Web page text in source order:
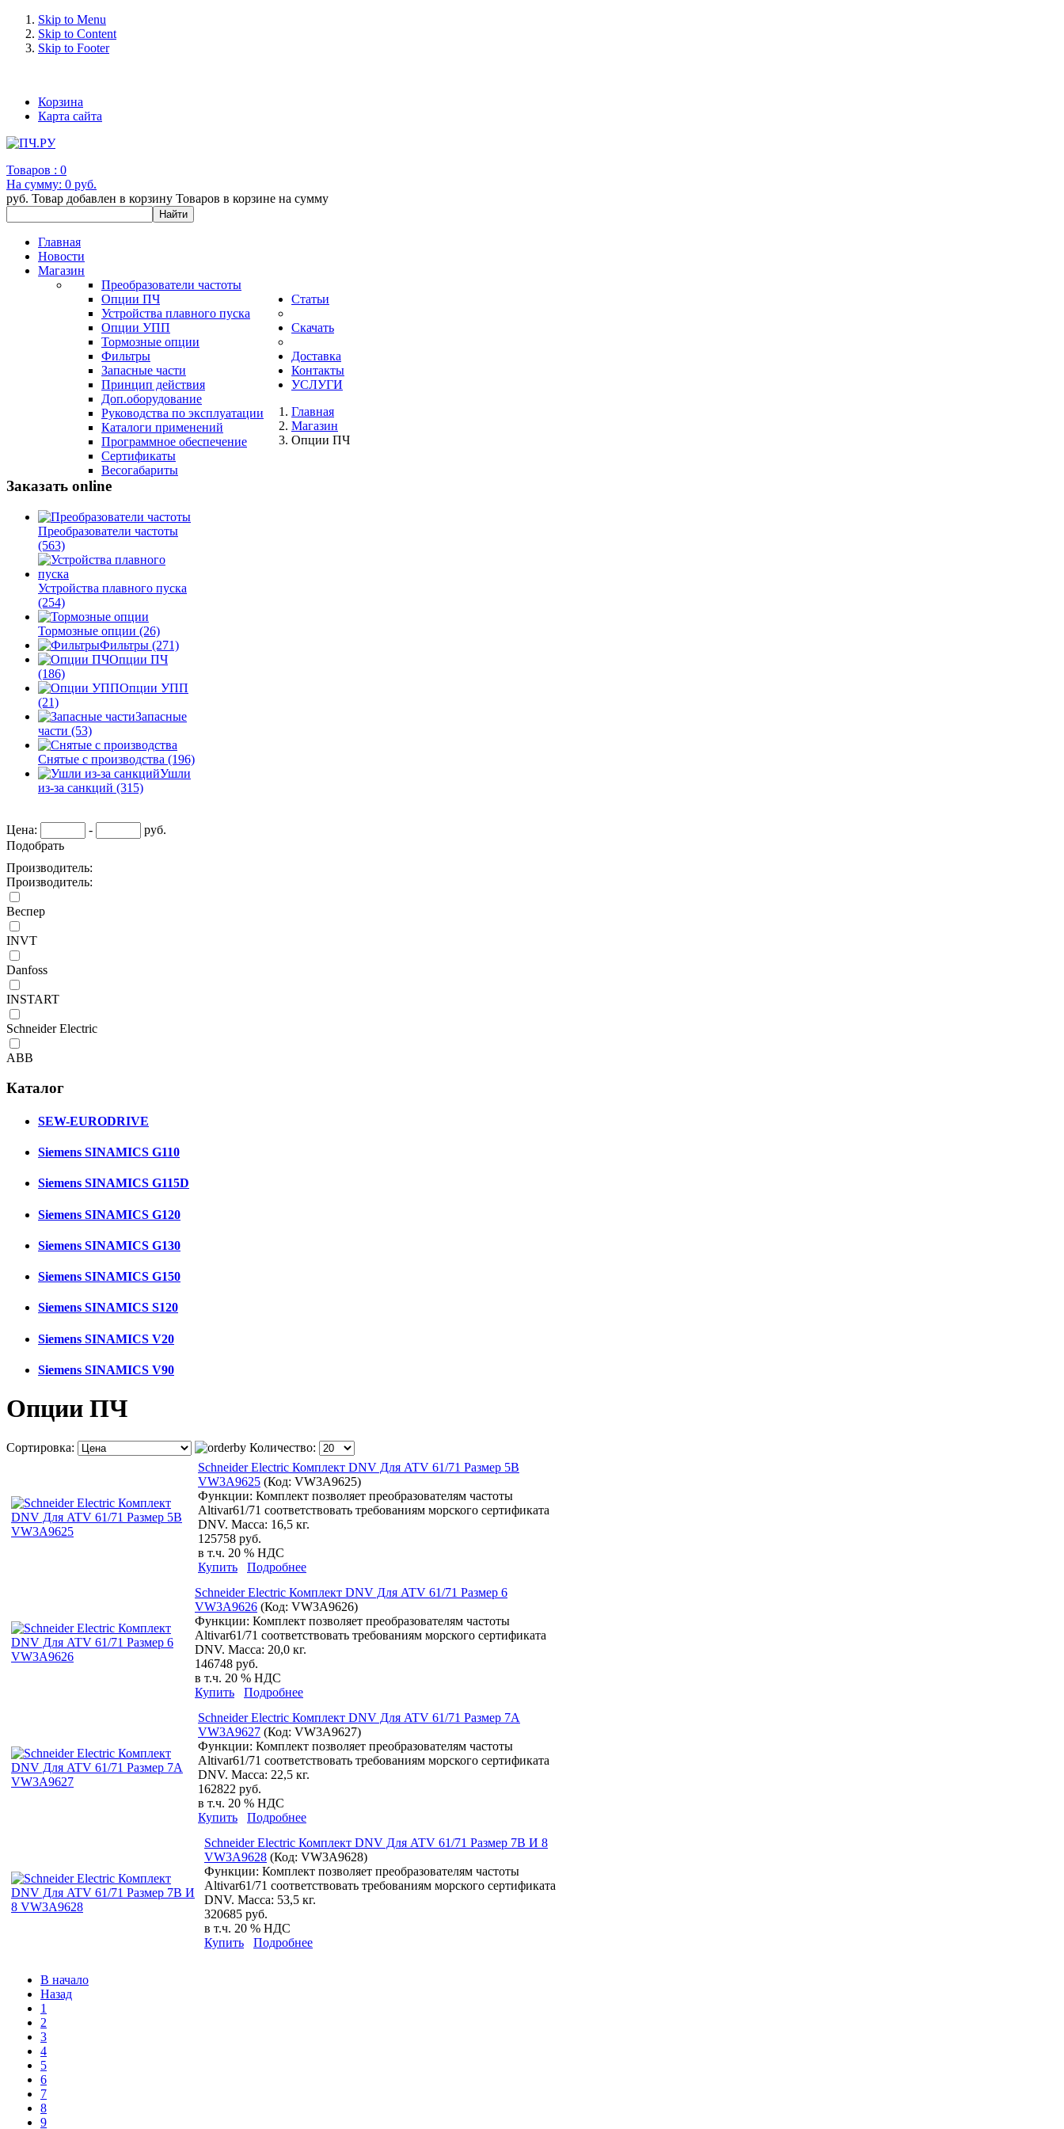
Skip to Menu
Skip to Content
Skip to Footer
Корзина
Карта сайта
Товаров : 0
На сумму: 0 руб.
руб. Товар добавлен в корзину Товаров в корзине на сумму
Главная
Новости
Магазин
Преобразователи частоты
Опции ПЧ
Устройства плавного пуска
Опции УПП
Тормозные опции
Фильтры
Запасные части
Статьи
Принцип действия
Доп.оборудование
Скачать
Руководства по эксплуатации
Каталоги применений
Программное обеспечение
Сертификаты
Весогабариты
Доставка
Контакты
УСЛУГИ
Главная
Магазин
Опции ПЧ
Заказать online
Преобразователи частоты
(563)
Устройства плавного пуска
(254)
Тормозные опции (26)
Фильтры (271)
Опции ПЧ
(186)
Опции УПП
(21)
Запасные
части (53)
Снятые с производства (196)
Ушли
из-за санкций (315)
Цена: -
руб.
Подобрать
Производитель:
Производитель:
Веспер
INVT
Danfoss
INSTART
Schneider Electric
ABB
Каталог
SEW-EURODRIVE
Siemens SINAMICS G110
Siemens SINAMICS G115D
Siemens SINAMICS G120
Siemens SINAMICS G130
Siemens SINAMICS G150
Siemens SINAMICS S120
Siemens SINAMICS V20
Siemens SINAMICS V90
Опции ПЧ
Сортировка:
Количество:
Schneider Electric Комплект DNV Для ATV 61/71 Размер 5B
VW3A9625 (Код: VW3A9625)
Функции: Комплект позволяет преобразователям частоты
Altivar61/71 соответствовать требованиям морского сертификата
DNV. Масса: 16,5 кг.
125758 руб.
в т.ч. 20 % НДС
Купить
Подробнее
Schneider Electric Комплект DNV Для ATV 61/71 Размер 6
VW3A9626 (Код: VW3A9626)
Функции: Комплект позволяет преобразователям частоты
Altivar61/71 соответствовать требованиям морского сертификата
DNV. Масса: 20,0 кг.
146748 руб.
в т.ч. 20 % НДС
Купить
Подробнее
Schneider Electric Комплект DNV Для ATV 61/71 Размер 7A
VW3A9627 (Код: VW3A9627)
Функции: Комплект позволяет преобразователям частоты
Altivar61/71 соответствовать требованиям морского сертификата
DNV. Масса: 22,5 кг.
162822 руб.
в т.ч. 20 % НДС
Купить
Подробнее
Schneider Electric Комплект DNV Для ATV 61/71 Размер 7B И 8
VW3A9628 (Код: VW3A9628)
Функции: Комплект позволяет преобразователям частоты
Altivar61/71 соответствовать требованиям морского сертификата
DNV. Масса: 53,5 кг.
320685 руб.
в т.ч. 20 % НДС
Купить
Подробнее
В начало
Назад
1
2
3
4
5
6
7
8
9